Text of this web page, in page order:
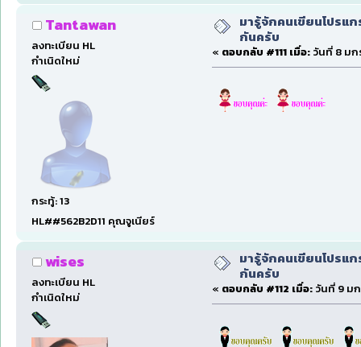
Tantawan
ลงทะเบียน HL
กำเนิดใหม่
กระทู้: 13
HL##562B2D11 คุณจูเนียร์
มารู้จักคนเขียนโปรแก
กันครับ
« ตอบกลับ #111 เมื่อ: วันที่ 8 มก
wises
ลงทะเบียน HL
กำเนิดใหม่
มารู้จักคนเขียนโปรแก
กันครับ
« ตอบกลับ #112 เมื่อ: วันที่ 9 มก